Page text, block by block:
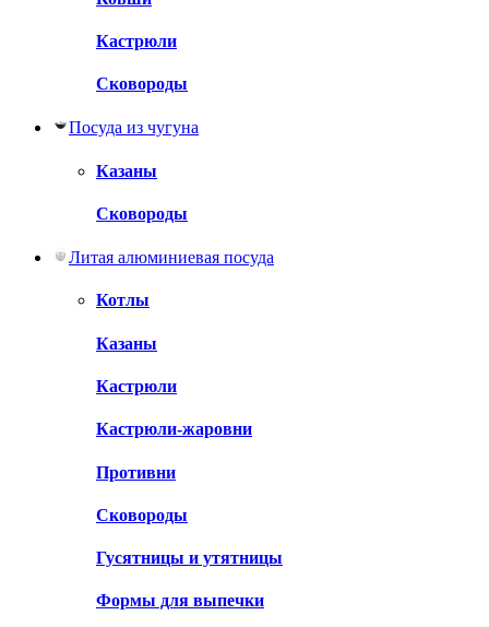
Кастрюли
Сковороды
Посуда из чугуна
Казаны
Сковороды
Литая алюминиевая посуда
Котлы
Казаны
Кастрюли
Кастрюли-жаровни
Противни
Сковороды
Гусятницы и утятницы
Формы для выпечки